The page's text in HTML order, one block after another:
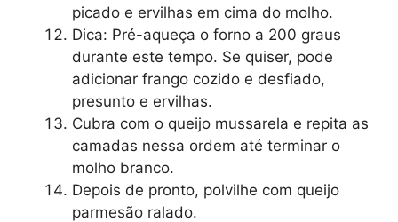
picado e ervilhas em cima do molho.
Dica: Pré-aqueça o forno a 200 graus
durante este tempo. Se quiser, pode
adicionar frango cozido e desfiado,
presunto e ervilhas.
Cubra com o queijo mussarela e repita as
camadas nessa ordem até terminar o
molho branco.
Depois de pronto, polvilhe com queijo
parmesão ralado.